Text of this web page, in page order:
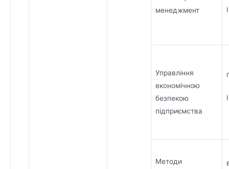
менеджмент
Управління
економічною
безпекою
підприємства
Методи